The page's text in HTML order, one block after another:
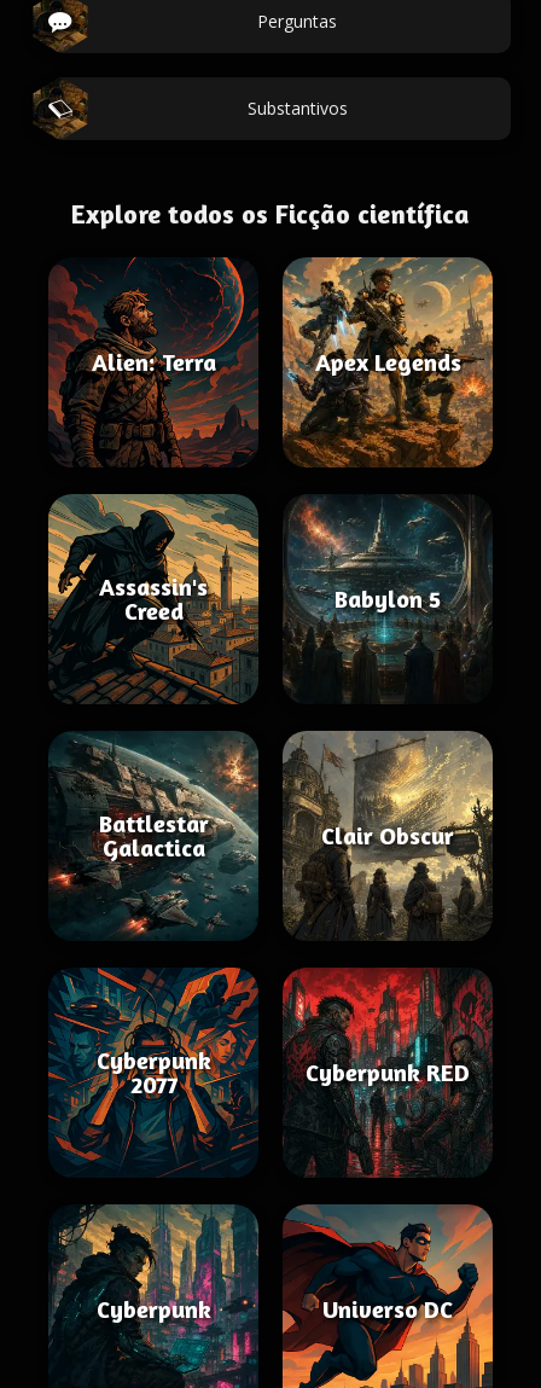
Perguntas
Substantivos
Explore todos os Ficção científica
Alien: Terra Apex Legends
Assassin's
Creed
Babylon 5
Battlestar
Galactica
Clair Obscur
Cyberpunk
2077
Cyberpunk RED
Cyberpunk Universo DC